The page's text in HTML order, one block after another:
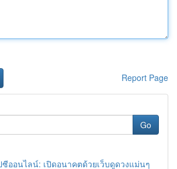
Report Page
Go
ซีออนไลน์: เปิดอนาคตด้วยเว็บดูดวงแม่นๆ